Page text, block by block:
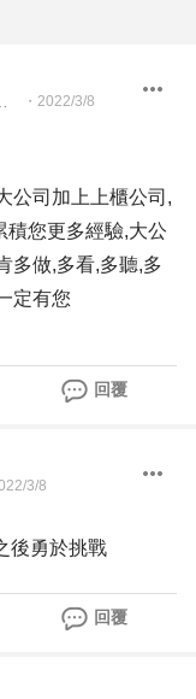
・ 2022/3/8
公司加上上櫃公司,
積您更多經驗,大公
多做,多看,多聽,多
定有您
回覆
3/8
後勇於挑戰
回覆